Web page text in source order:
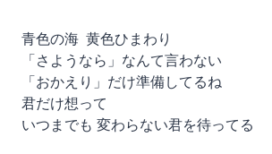
青色の海 黄色ひまわり
「さようなら」なんて言わない
「おかえり」だけ準備してるね
君だけ想って
いつまでも 変わらない君を待ってる